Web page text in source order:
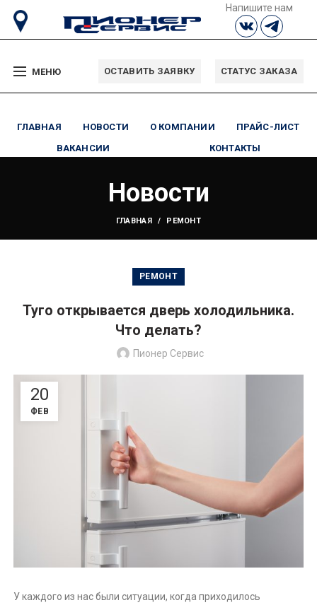
Напишите нам
МЕНЮ ОСТАВИТЬ ЗАЯВКУ СТАТУС ЗАКАЗА
ГЛАВНАЯ НОВОСТИ О КОМПАНИИ
ПРАЙС-ЛИСТ
ВАКАНСИИ
КОНТАКТЫ
Новости
ГЛАВНАЯ РЕМОНТ
РЕМОНТ
Туго открывается дверь холодильника.
Что делать?
Пионер Сервис
20
ФЕВ
У каждого из нас были ситуации, когда приходилось